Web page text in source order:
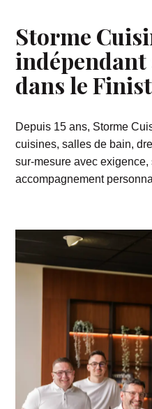
Storme
indépendant
dans le
Depuis 15 ans, Storme
cuisines, salles de bain,
sur-mesure avec exigence,
accompagnement